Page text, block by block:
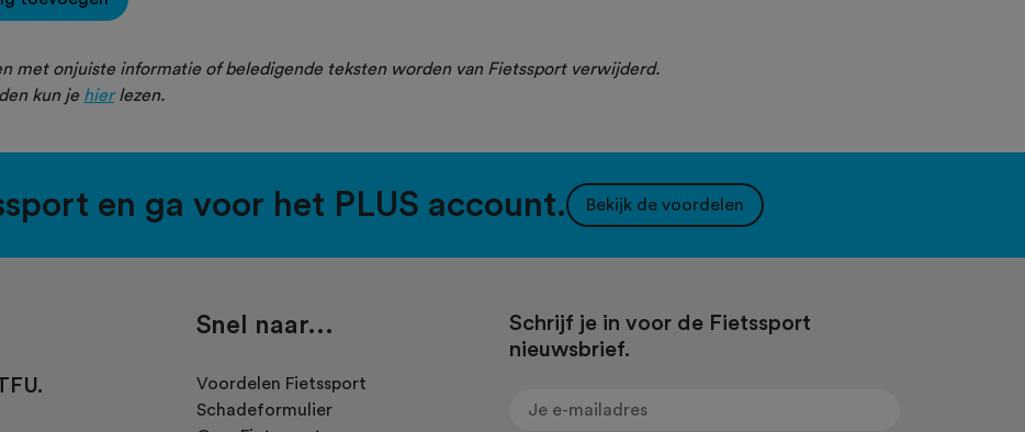
met onjuiste informatie of beledigende teksten worden van Fietssport verwijderd.
kun je hierlezen.
en ga voor het PLUS account. Bekijk de voordelen
Snel naar...
Voordelen Fietssport
Schadeformulier
Schrijf je in voor de Fietssport
nieuwsbrief.